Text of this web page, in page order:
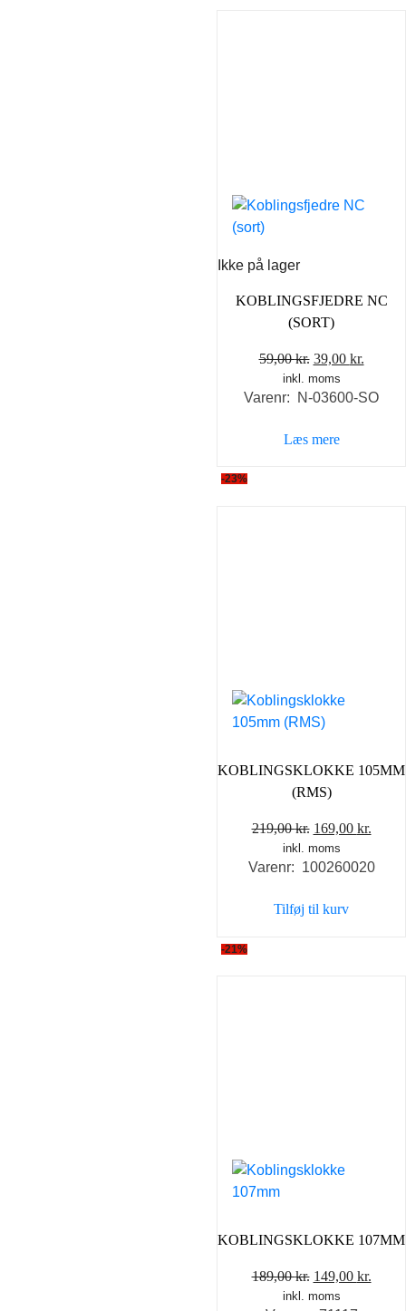
Ikke på lager
KOBLINGSFJEDRE NC
(SORT)
59,00kr. Den
oprindelige
pris
59,00 kr..
39,00 kr.
pris
inkl. moms
Varenr: N-03600-SO
Læs mere
-23%
KOBLINGSKLOKKE 105MM
(RMS)
219,00kr. Den
oprindelige
pris
219,00 kr..
169,00 kr.
pris
inkl. moms
Varenr: 100260020
Tilføj til kurv
-21%
KOBLINGSKLOKKE 107MM
189,00kr. Den
oprindelige
149,00 kr.
inkl. moms